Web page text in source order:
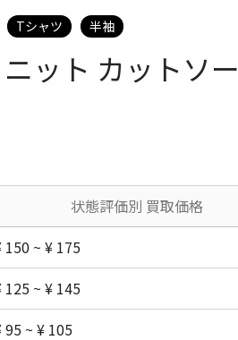
Tシャツ 半袖
ット カットソー
状態評価別 買取価格
150 ~ ¥ 175
125 ~ ¥ 145
95 ~ ¥ 105